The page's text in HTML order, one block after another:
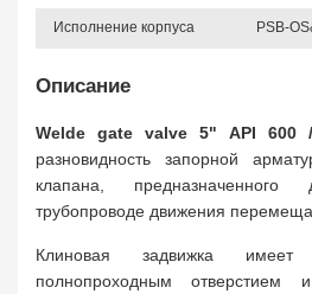
Исполнение корпуса PSB-
Описание
Welde gate valve 5" API 600 /
разновидность запорной
клапана,
трубопроводе движения
Клиновая задвижка
полнопроходным отверстием